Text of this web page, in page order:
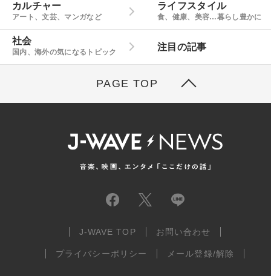
カルチャー
アート、文芸、マンガなど
ライフスタイル
食、健康、美容…暮らし豊かに
社会
国内、海外の気になるトピック
注目の記事
PAGE TOP
J-WAVE TOP お問い合わせ
プライバシーポリシー メール登録/解除